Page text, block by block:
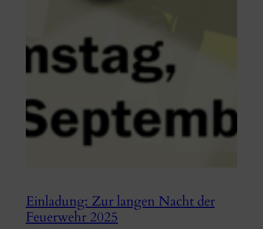
Einladung: Zur langen Nacht der
Feuerwehr 2025